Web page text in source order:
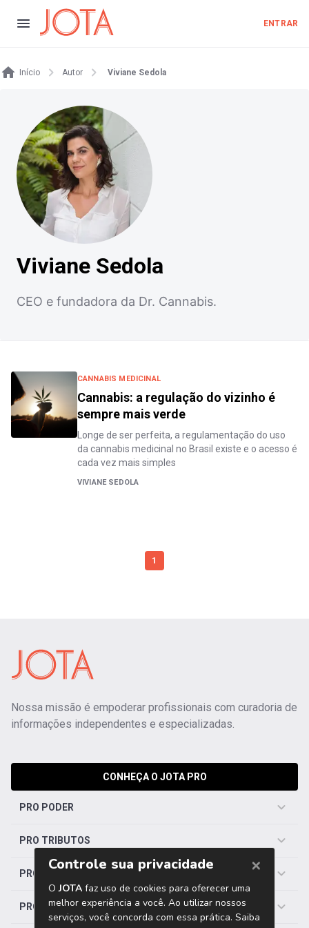
ENTRAR
Início Autor Viviane Sedola
Viviane Sedola
CEO e fundadora da Dr. Cannabis.
CANNABIS MEDICINAL
Cannabis: a regulação do vizinho é
sempre mais verde
Longe de ser perfeita, a regulamentação do uso
da cannabis medicinal no Brasil existe e o acesso é
cada vez mais simples
VIVIANE SEDOLA
1
Nossa missão é empoderar profissionais com curadoria de
informações independentes e especializadas.
CONHEÇA O JOTA PRO
PRO PODER
PRO TRIBUTOS
PRO TRABALHISTA
PRO SAÚDE